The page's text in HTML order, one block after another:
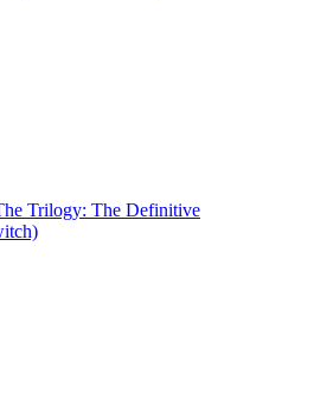
Trilogy: The Definitive